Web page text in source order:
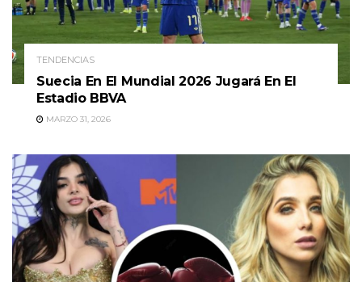
TENDENCIAS
Suecia En El Mundial 2026 Jugará En El
Estadio BBVA
MARZO 31, 2026